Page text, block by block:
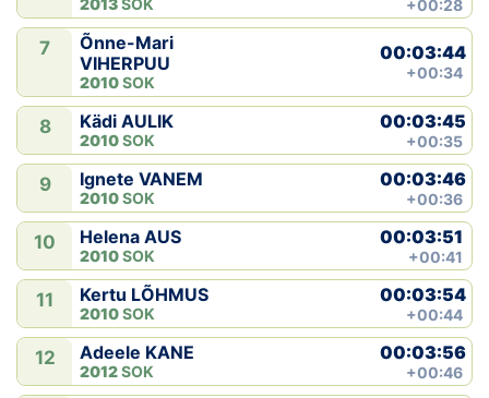
2013SOK +00:28
7
Õnne-Mari
VIHERPUU
2010SOK
00:03:44
+00:34
8 Kädi AULIK
2010SOK
00:03:45
+00:35
9 Ignete VANEM
2010SOK
00:03:46
+00:36
10 Helena AUS
2010SOK
00:03:51
+00:41
11 Kertu LÕHMUS
2010SOK
00:03:54
+00:44
12 Adeele KANE
2012SOK
00:03:56
+00:46